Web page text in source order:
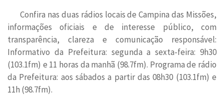
Confira nas duas rádios locais de Campina das Missões,
informações oficiais e de interesse público, com
transparência, clareza e comunicação responsável:
Informativo da Prefeitura: segunda a sexta-feira: 9h30
(103.1fm) e 11 horas da manhã (98.7fm). Programa de rádio
da Prefeitura: aos sábados a partir das 08h30 (103.1fm) e
11h (98.7fm).